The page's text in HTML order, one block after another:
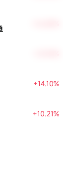
+14.10%
+10.21%